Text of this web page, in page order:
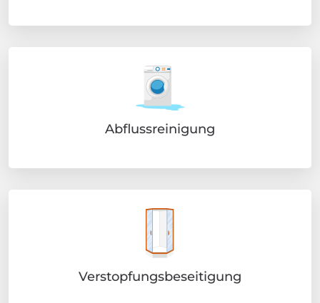
Abflussreinigung
Verstopfungsbeseitigung